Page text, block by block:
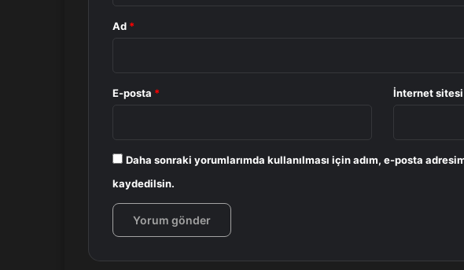
Ad *
E-posta * İnternet sitesi
Daha sonraki yorumlarımda kullanılması için adım, e-posta
kaydedilsin.